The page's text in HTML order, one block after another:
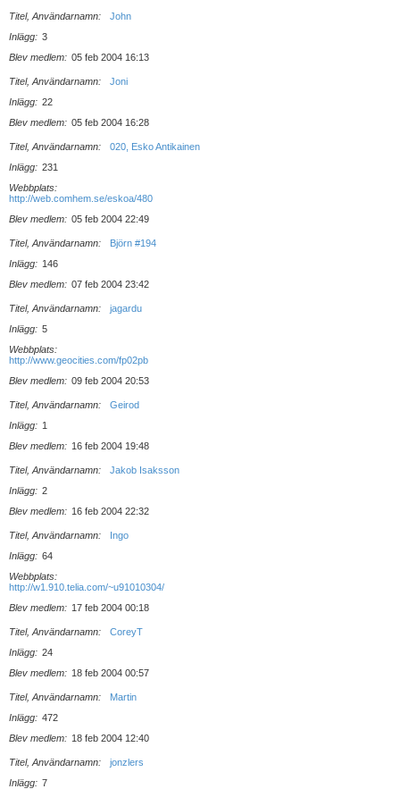
Titel, Användarnamn
John
Inlägg
3
Blev medlem
05 feb 2004 16:13
Titel, Användarnamn
Joni
Inlägg
22
Blev medlem
05 feb 2004 16:28
Titel, Användarnamn
020, Esko Antikainen
Inlägg
231
Webbplats
http://web.comhem.se/eskoa/480
Blev medlem
05 feb 2004 22:49
Titel, Användarnamn
Björn #194
Inlägg
146
Blev medlem
07 feb 2004 23:42
Titel, Användarnamn
jagardu
Inlägg
5
Webbplats
http://www.geocities.com/fp02pb
Blev medlem
09 feb 2004 20:53
Titel, Användarnamn
Geirod
Inlägg
1
Blev medlem
16 feb 2004 19:48
Titel, Användarnamn
Jakob Isaksson
Inlägg
2
Blev medlem
16 feb 2004 22:32
Titel, Användarnamn
Ingo
Inlägg
64
Webbplats
http://w1.910.telia.com/~u91010304/
Blev medlem
17 feb 2004 00:18
Titel, Användarnamn
CoreyT
Inlägg
24
Blev medlem
18 feb 2004 00:57
Titel, Användarnamn
Martin
Inlägg
472
Blev medlem
18 feb 2004 12:40
Titel, Användarnamn
jonzlers
Inlägg
7